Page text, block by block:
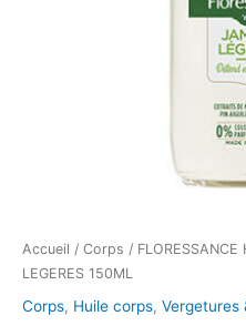
Accueil / Corps / FLORESSANCE
LEGERES 150ML
Corps, Huile corps, Vergetures